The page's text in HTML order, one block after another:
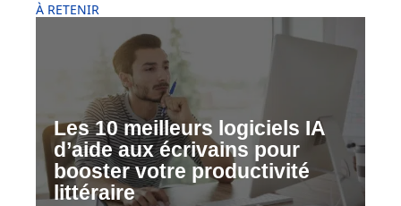
À RETENIR
Les 10 meilleurs logiciels IA
d’aide aux écrivains pour
booster votre productivité
littéraire